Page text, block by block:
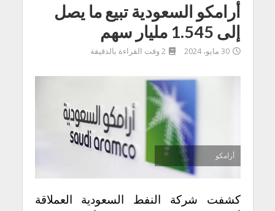
أرامكو السعودية تبيع ما يصل
إلى 1.545 مليار سهم
30 مايو، 2024 2 وقت القراءة بالدقيقة
أرامكو
كشفت شركة النفط السعودية العملاقة